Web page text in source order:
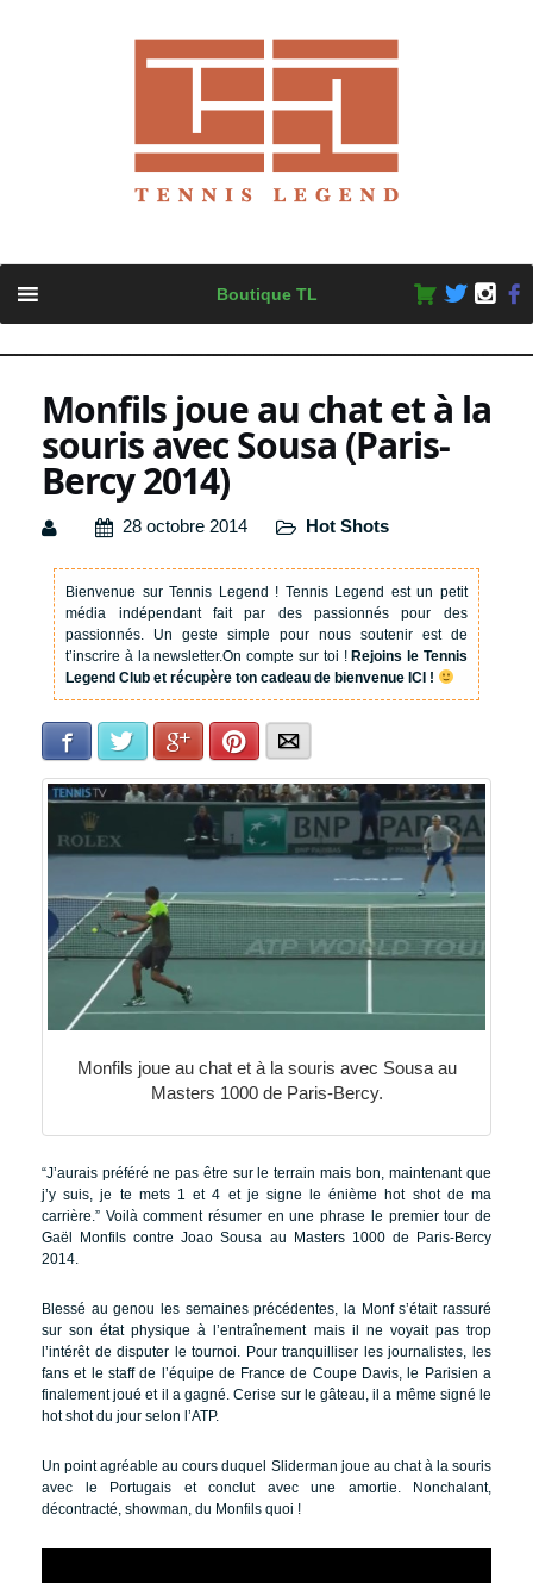
content
Boutique TL
Monfils joue au chat et à la
souris avec Sousa (Paris-
Bercy 2014)
28 octobre 2014 Hot Shots
Bienvenue sur Tennis Legend ! Tennis Legend est un petit
média indépendant fait par des passionnés pour des
passionnés. Un geste simple pour nous soutenir est de
t’inscrire à la newsletter.On compte sur toi !Rejoins le Tennis
Legend Club et récupère ton cadeau de bienvenue ICI !
Facebook Twitter Google+Pinterest
Monfils joue au chat et à la souris avec Sousa au
Masters 1000 de Paris-Bercy.
“J’aurais préféré ne pas être sur le terrain mais bon, maintenant que
j’y suis, je te mets 1 et 4 et je signe le énième hot shot de ma
carrière.” Voilà comment résumer en une phrase le premier tour de
Gaël Monfils contre Joao Sousa au Masters 1000 de Paris-Bercy
2014.
Blessé au genou les semaines précédentes, la Monf s’était rassuré
sur son état physique à l’entraînement mais il ne voyait pas trop
l’intérêt de disputer le tournoi. Pour tranquilliser les journalistes, les
fans et le staff de l’équipe de France de Coupe Davis, le Parisien a
finalement joué et il a gagné. Cerise sur le gâteau, il a même signé le
hot shot du jour selon l’ATP.
Un point agréable au cours duquel Sliderman joue au chat à la souris
avec le Portugais et conclut avec une amortie. Nonchalant,
décontracté, showman, du Monfils quoi !